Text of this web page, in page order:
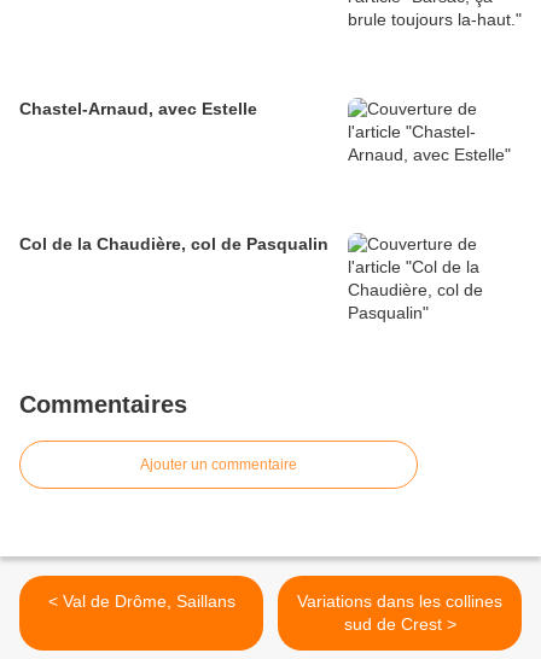
Chastel-Arnaud, avec Estelle
Col de la Chaudière, col de Pasqualin
Commentaires
Ajouter un commentaire
< Val de Drôme, Saillans
Variations dans les collines
sud de Crest >